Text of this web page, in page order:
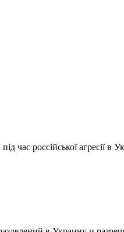
россійської агресії в